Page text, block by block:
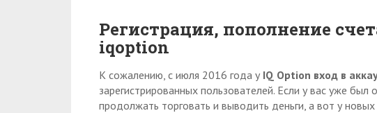
Регистрация, пополнение
iqoption
К сожалению, с июля 2016 года у IQ Option вход в
зарегистрированных пользователей. Если у вас уже
продолжать торговать и выводить деньги, а вот у